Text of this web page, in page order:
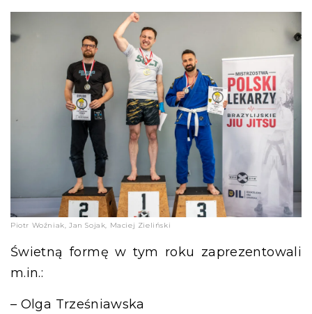
Piotr Woźniak, Jan Sojak, Maciej Zieliński
Świetną formę w tym roku zaprezentowali
m.in.:
– Olga Trześniawska